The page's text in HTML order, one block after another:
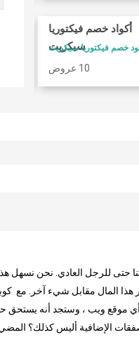
شارع 6
6 ستريت
أكواد خصم فيكتوريا
سيكريت
فيكتوريا سيكريت
10 عروض
حتى للرجل العادي. نحن نسهل
المال مقابل شيء آخر. مع
موقع ويب ، وستجد أنه يستحق
الإضافية أليس كذلك؟ المضي